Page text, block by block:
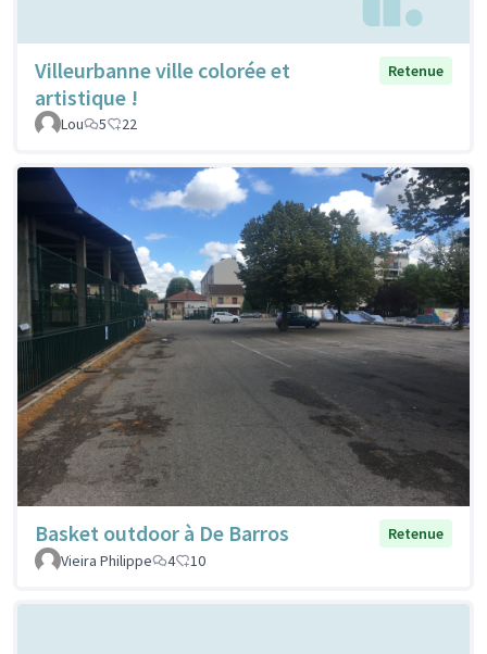
Villeurbanne ville colorée et
artistique !
Retenue
Lou 5 22
Basket outdoor à De Barros
Retenue
Vieira Philippe
4 10